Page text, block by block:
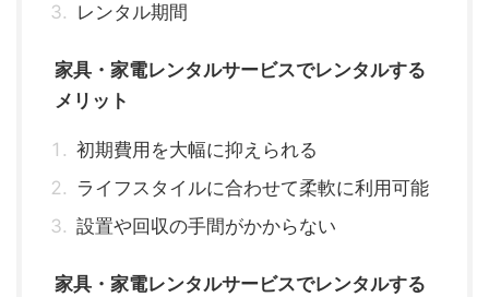
レンタル期間
家具・家電レンタルサービスでレンタルする
メリット
初期費用を大幅に抑えられる
ライフスタイルに合わせて柔軟に利用可能
設置や回収の手間がかからない
家具・家電レンタルサービスでレンタルする